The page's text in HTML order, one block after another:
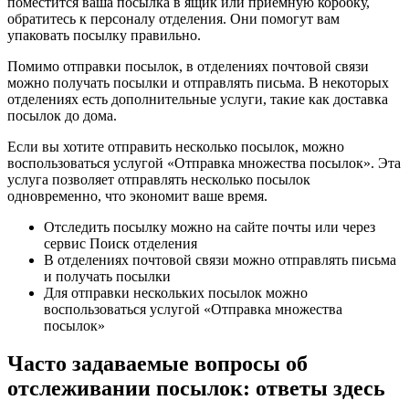
обратитесь к персоналу отделения. Они помогут вам
упаковать посылку правильно.
Помимо отправки посылок, в отделениях почтовой связи
можно получать посылки и отправлять письма. В некоторых
отделениях есть дополнительные услуги, такие как доставка
посылок до дома.
Если вы хотите отправить несколько посылок, можно
воспользоваться услугой «Отправка множества посылок». Эта
услуга позволяет отправлять несколько посылок
одновременно, что экономит ваше время.
Отследить посылку можно на сайте почты или через
сервис Поиск отделения
В отделениях почтовой связи можно отправлять письма
и получать посылки
Для отправки нескольких посылок можно
воспользоваться услугой «Отправка множества
посылок»
Часто задаваемые вопросы об
отслеживании посылок: ответы здесь